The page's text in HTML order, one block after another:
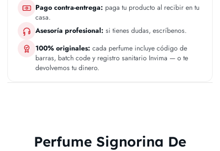
Pago contra-entrega: paga tu producto al recibir en tu
casa.
Asesoría profesional: si tienes dudas, escríbenos.
100% originales: cada perfume incluye código de
barras, batch code y registro sanitario Invima — o te
devolvemos tu dinero.
Perfume Signorina De